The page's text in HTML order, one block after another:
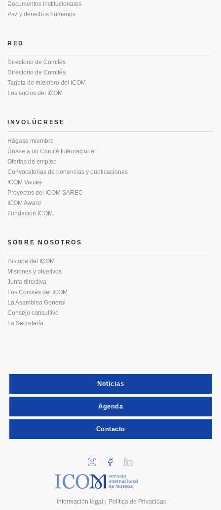
Documentos institucionales
Paz y derechos humanos
RED
Directorio de Comités
Directorio de Comités
Tarjeta de miembro del ICOM
Los socios del ICOM
INVOLÚCRESE
Hágase miembro
Únase a un Comité Internacional
Ofertas de empleo
Convocatorias de ponencias y publicaciones
ICOM Voices
Proyectos del ICOM SAREC
ICOM Award
Fundación ICOM
SOBRE NOSOTROS
Historia del ICOM
Misiones y objetivos
Junta directiva
Los Comités del ICOM
La Asamblea General
Consejo consultivo
La Secretaría
Noticias
Agenda
Contacto
consejo
internacional
de museos
Información legal Politica de Privacidad